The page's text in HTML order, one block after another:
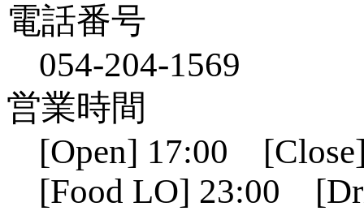
電話番号
054-204-1569
営業時間
[Open] 17:00
[Food LO] 23:00